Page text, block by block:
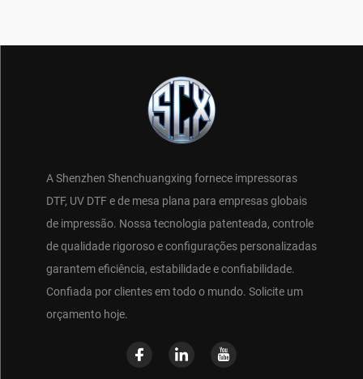
A Shenzhen Shenchuangxing fornece impressoras
DTF, UV DTF e de mesa plana para empresas globais
de impressão. Nossa tecnologia patenteada, controle
de qualidade rigoroso e configurações personalizadas
garantem eficiência, estabilidade e confiabilidade.
Confiada por clientes em todo o mundo. Solicite um
orçamento hoje.